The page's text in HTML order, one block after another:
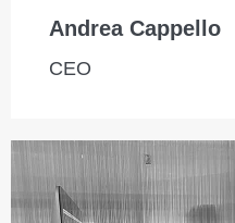
Andrea Cappello
CEO